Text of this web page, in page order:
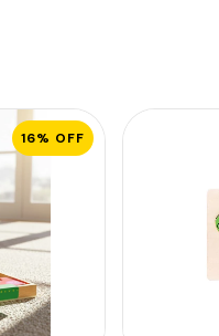
16% OFF